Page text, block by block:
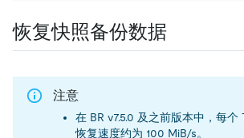
恢复快照备份数据
注意
在 BR v7.5.0 及之前版本中，每个
恢复速度约为 100 MiB/s。